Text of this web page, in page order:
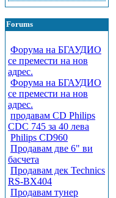
Forums
Форума на БГАУДИО
се премести на нов
адрес.
Форума на БГАУДИО
се премести на нов
адрес.
продавам CD Philips
CDC 745 за 40 лева
Philips CD960
Продавам две 6" ви
басчета
Продавам дек Technics
RS-BX404
Продавам тунер